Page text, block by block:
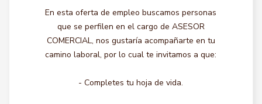
En esta oferta de empleo buscamos personas
que se perfilen en el cargo de ASESOR
COMERCIAL, nos gustaría acompañarte en tu
camino laboral, por lo cual te invitamos a que:
- Completes tu hoja de vida.